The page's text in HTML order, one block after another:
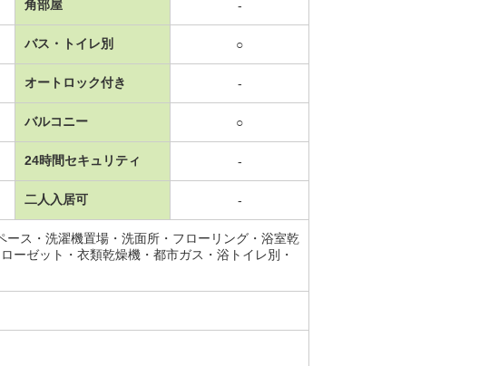
角部屋 -
バス・トイレ別 ○
オートロック付き -
バルコニー ○
24時間セキュリティ -
二人入居可 -
ス・洗濯機置場・洗面所・フローリング・浴室乾
ーゼット・衣類乾燥機・都市ガス・浴トイレ別・